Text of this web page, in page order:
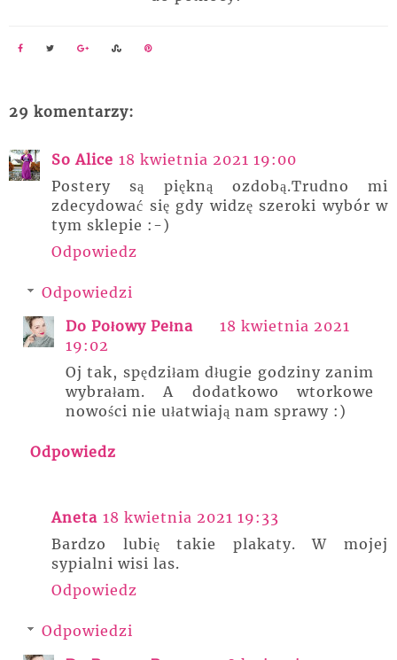
29 komentarzy:
So Alice 18 kwietnia 2021 19:00
Postery są piękną ozdobą.Trudno mi
zdecydować się gdy widzę szeroki wybór w
tym sklepie :-)
Odpowiedz
Odpowiedzi
Do Połowy Pełna
18 kwietnia 2021
19:02
Oj tak, spędziłam długie godziny zanim
wybrałam. A dodatkowo wtorkowe
nowości nie ułatwiają nam sprawy :)
Odpowiedz
Aneta 18 kwietnia 2021 19:33
Bardzo lubię takie plakaty. W mojej
sypialni wisi las.
Odpowiedz
Odpowiedzi